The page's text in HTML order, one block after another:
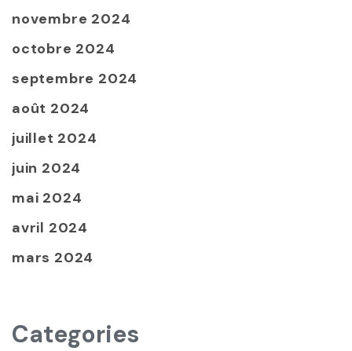
novembre 2024
octobre 2024
septembre 2024
août 2024
juillet 2024
juin 2024
mai 2024
avril 2024
mars 2024
Categories